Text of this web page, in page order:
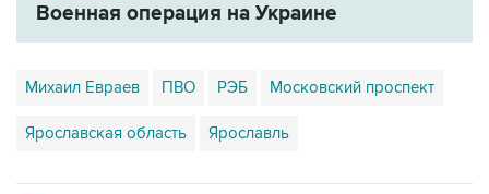
Военная операция на Украине
Михаил Евраев ПВО РЭБ Московский проспект
Ярославская область Ярославль